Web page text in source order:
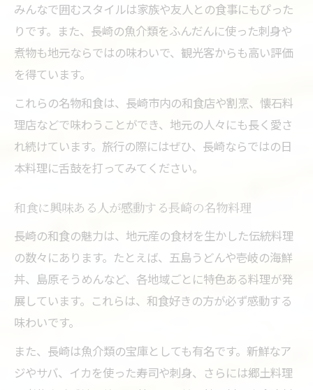
みんなで囲むスタイルは家族や友人との食事にもぴった
りです。また、長崎の魚介類をふんだんに使った刺身や
煮物も地元ならではの味わいで、観光客からも高い評価
を得ています。
これらの名物和食は、長崎市内の和食店や割烹、懐石料
理店などで味わうことができ、地元の人々にも長く愛さ
れ続けています。旅行の際にはぜひ、長崎ならではの日
本料理に舌鼓を打ってみてください。
和食に興味ある人が感動する長崎の名物料理
長崎の和食の魅力は、地元産の食材を生かした伝統料理
の数々にあります。たとえば、五島うどんや壱岐の海鮮
丼、島原そうめんなど、各地域ごとに特色ある料理が発
展しています。これらは、和食好きの方が必ず感動する
味わいです。
また、長崎は魚介類の宝庫としても有名です。新鮮なア
ジやサバ、イカを使った寿司や刺身、さらには郷土料理